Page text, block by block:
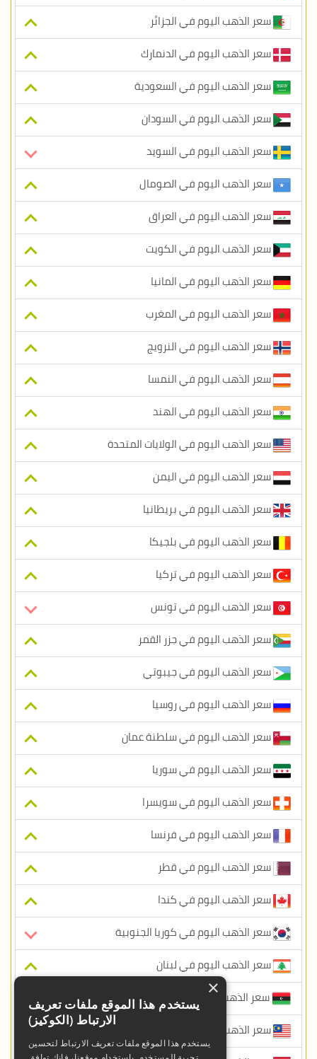
سعر الذهب اليوم في الجزائر
سعر الذهب اليوم في الدنمارك
سعر الذهب اليوم في السعودية
سعر الذهب اليوم في السودان
سعر الذهب اليوم في السويد
سعر الذهب اليوم في الصومال
سعر الذهب اليوم في العراق
سعر الذهب اليوم في الكويت
سعر الذهب اليوم في المانيا
سعر الذهب اليوم في المغرب
سعر الذهب اليوم في النرويج
سعر الذهب اليوم في النمسا
سعر الذهب اليوم في الهند
سعر الذهب اليوم في الولايات المتحدة
سعر الذهب اليوم في اليمن
سعر الذهب اليوم في بريطانيا
سعر الذهب اليوم في بلجيكا
سعر الذهب اليوم في تركيا
سعر الذهب اليوم في تونس
سعر الذهب اليوم في جزر القمر
سعر الذهب اليوم في جيبوتي
سعر الذهب اليوم في روسيا
سعر الذهب اليوم في سلطنة عمان
سعر الذهب اليوم في سوريا
سعر الذهب اليوم في سويسرا
سعر الذهب اليوم في فرنسا
سعر الذهب اليوم في قطر
سعر الذهب اليوم في كندا
سعر الذهب اليوم في كوريا الجنوبية
سعر الذهب اليوم في لبنان
سعر الذهب اليوم في ليبيا
سعر الذهب اليوم في ماليزيا
×
يستخدم هذا الموقع ملفات تعريف
الارتباط (الكوكيز)
يستخدم هذا الموقع ملفات تعريف الارتباط لتحسين